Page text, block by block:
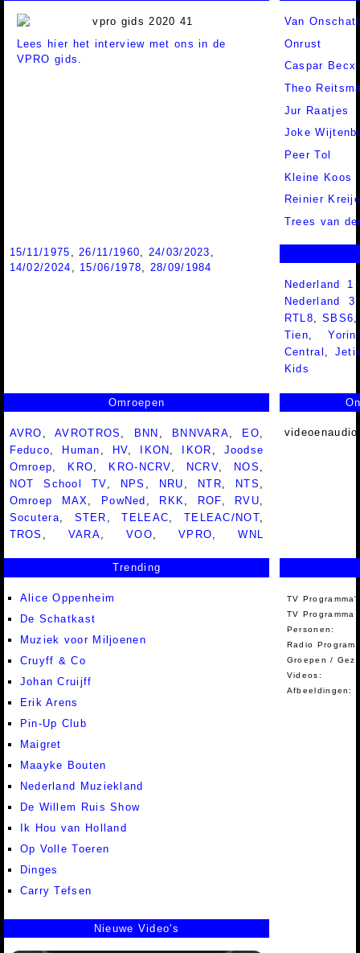
Lees hier het interview met ons in de
VPRO gids.
Van
Onrust
Caspar Becx
Theo
Jur Raatjes
Joke
Peer Tol
Kleine Koos
Reinier
Trees van
15/11/1975 26/11/1960 24/03/2023
14/02/2024
15/06/1978
28/09/1984
Nederland
Nederland
RTL8,SBS6
Tien,Yorin
Central ,
Kids
Omroepen
AVRO ,AVROTROS BNN BNNVARA EO
Feduco
Human HV IKON IKOR
Joodse
Omroep
KRO KRO-NCRV NCRV NOS
NOT School TV
NPS NRU NTR NTS
Omroep MAX
PowNed RKK ROF RVU
Socutera
STER ,TELEAC TELEAC/NOT
TROS
VARA ,VOO ,VPRO ,WNL
Trending
Alice Oppenheim
De Schatkast
Muziek voor Miljoenen
Cruyff & Co
Johan Cruijff
Erik Arens
Pin-Up Club
Maigret
Maayke Bouten
Nederland Muziekland
De Willem Ruis Show
Ik Hou van Holland
Op Volle Toeren
Dinges
Carry Tefsen
TV
TV Programma
Personen:
Radio
Groepen /
Videos:
Afbeeldingen:
Nieuwe Video's